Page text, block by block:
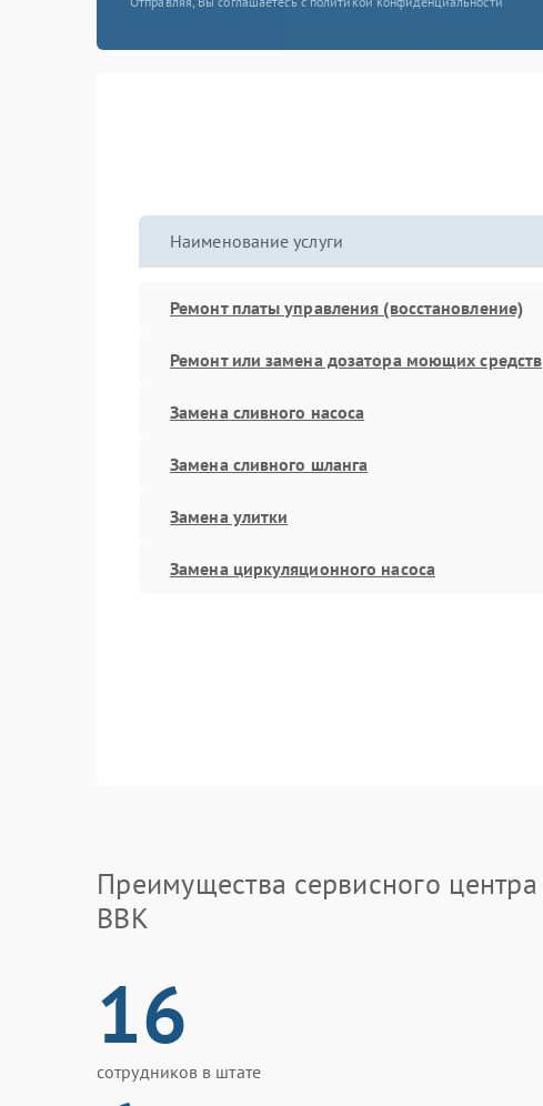
Наименование услуги
Ремонт платы управления (восстановление)
Ремонт или замена дозатора моющих средств
Замена сливного насоса
Замена сливного шланга
Замена улитки
Замена циркуляционного насоса
Преимущества сервисного центра
BBK
16
сотрудников в штате